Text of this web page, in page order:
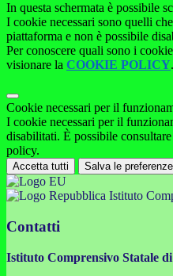
In questa schermata è possibile
I cookie necessari sono quelli
piattaforma e non è possibile
Per conoscere quali sono i
visionare la COOKIE POLICY.
Cookie necessari per il
I cookie necessari per il
disabilitati. È possibile
policy.
Accetta tutti Salva le preferenze
Istituto
Contatti
Istituto Comprensivo Statale